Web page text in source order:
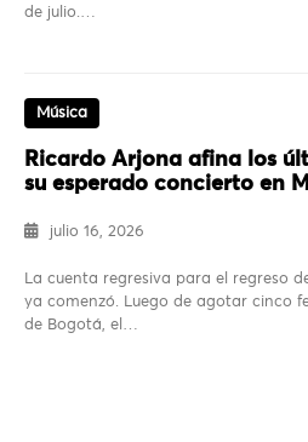
de julio.…
Música
Ricardo Arjona afina los
su esperado concierto en
julio 16, 2026
La cuenta regresiva para el regreso
ya comenzó. Luego de agotar cinco
de Bogotá, el…